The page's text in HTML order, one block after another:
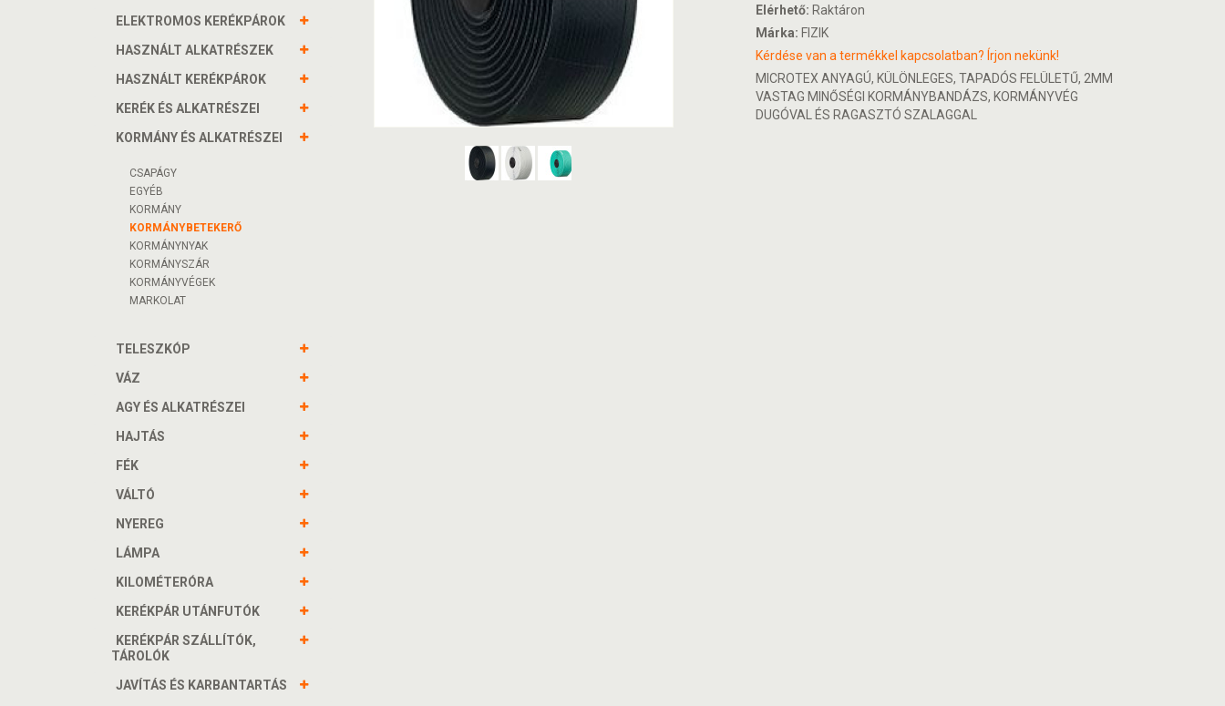
Elérhető: Raktáron
Márka: FIZIK
Kérdése van a termékkel kapcsolatban? Írjon nekünk!
MICROTEX ANYAGÚ, KÜLÖNLEGES, TAPADÓS FELÜLETŰ, 2MM
VASTAG MINŐSÉGI KORMÁNYBANDÁZS, KORMÁNYVÉG
DUGÓVAL ÉS RAGASZTÓ SZALAGGAL
ELEKTROMOS KERÉKPÁROK
HASZNÁLT ALKATRÉSZEK
HASZNÁLT KERÉKPÁROK
KERÉK ÉS ALKATRÉSZEI
KORMÁNY ÉS ALKATRÉSZEI
CSAPÁGY
EGYÉB
KORMÁNY
KORMÁNYBETEKERŐ
KORMÁNYNYAK
KORMÁNYSZÁR
KORMÁNYVÉGEK
MARKOLAT
TELESZKÓP
VÁZ
AGY ÉS ALKATRÉSZEI
HAJTÁS
FÉK
VÁLTÓ
NYEREG
LÁMPA
KILOMÉTERÓRA
KERÉKPÁR UTÁNFUTÓK
KERÉKPÁR SZÁLLÍTÓK,
TÁROLÓK
JAVÍTÁS ÉS KARBANTARTÁS